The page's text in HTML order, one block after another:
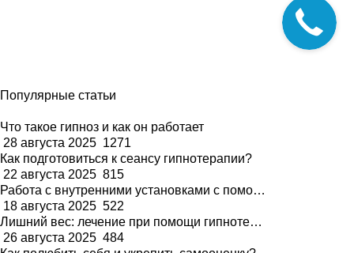
Популярные статьи